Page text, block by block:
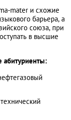
mater и схожие
барьера, а
союза, при
в высшие
абитуриенты: